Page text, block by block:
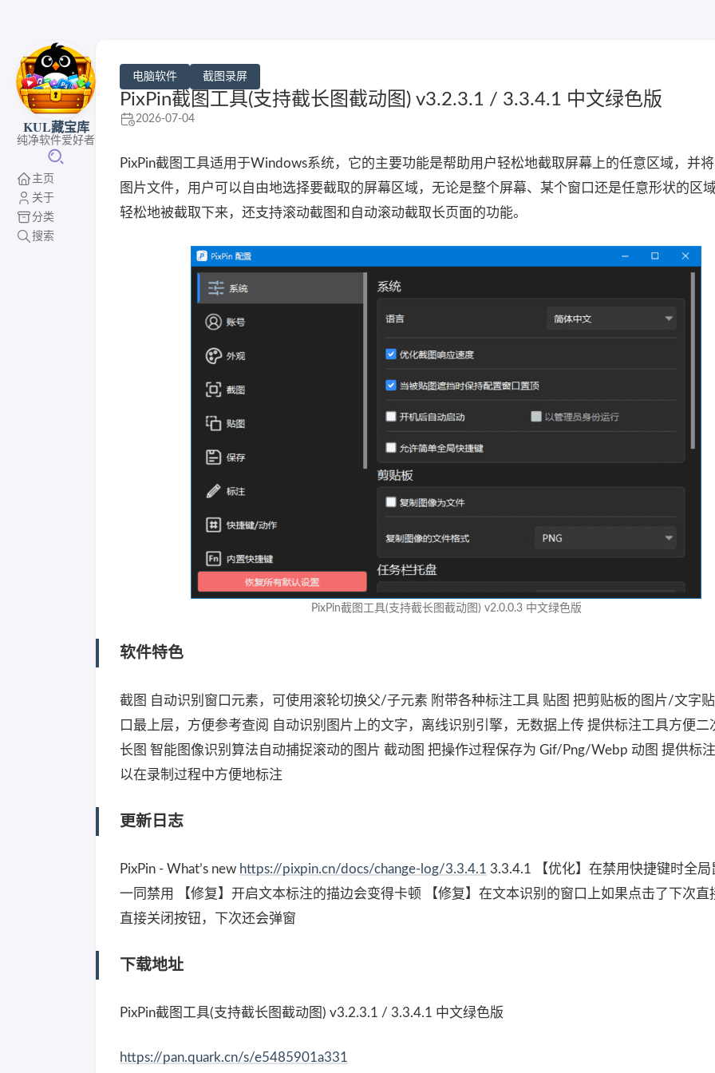
KUL藏宝库
纯净软件爱好者
主页
关于
分类
搜索
电脑软件 截图录屏
PixPin截图工具(支持截长图截动图) v3.2.3.1 / 3.3.4.1 中文绿色版
2026-07-04
PixPin截图工具适用于Windows系统，它的主要功能是帮助用户轻松地截取屏幕上的任意区域，并
图片文件，用户可以自由地选择要截取的屏幕区域，无论是整个屏幕、某个窗口还是任意形状的区
轻松地被截取下来，还支持滚动截图和自动滚动截取长页面的功能。
PixPin截图工具(支持截长图截动图) v2.0.0.3 中文绿色版
软件特色
截图 自动识别窗口元素，可使用滚轮切换父/子元素 附带各种标注工具 贴图 把剪贴板的图片/文字
口最上层，方便参考查阅 自动识别图片上的文字，离线识别引擎，无数据上传 提供标注工具方便二
长图 智能图像识别算法自动捕捉滚动的图片 截动图 把操作过程保存为 Gif/Png/Webp 动图 提供标注
以在录制过程中方便地标注
更新日志
PixPin - What’s new https://pixpin.cn/docs/change-log/3.3.4.1 3.3.4.1 【优化】在禁用快捷键时全局
一同禁用 【修复】开启文本标注的描边会变得卡顿 【修复】在文本识别的窗口上如果点击了下次直
直接关闭按钮，下次还会弹窗
下载地址
PixPin截图工具(支持截长图截动图) v3.2.3.1 / 3.3.4.1 中文绿色版
https://pan.quark.cn/s/e5485901a331